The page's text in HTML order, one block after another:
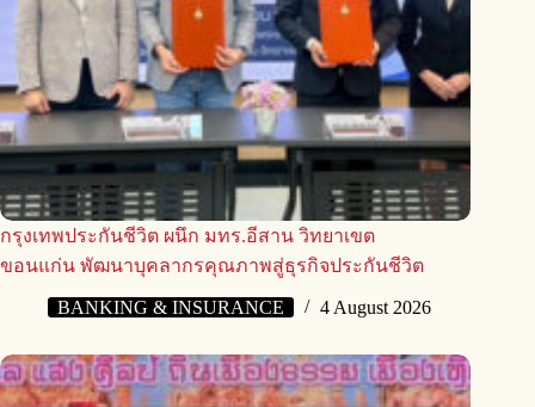
กรุงเทพประกันชีวิต ผนึก มทร.อีสาน วิทยาเขต
ขอนแก่น พัฒนาบุคลากรคุณภาพสู่ธุรกิจประกันชีวิต
BANKING & INSURANCE 4 August 2026